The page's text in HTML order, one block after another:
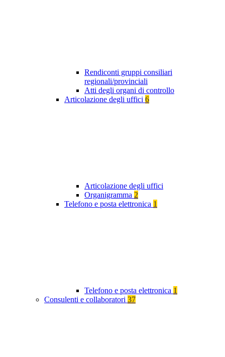
Rendiconti gruppi consiliari
regionali/provinciali
Atti degli organi di controllo
Articolazione degli uffici 6
Articolazione degli uffici
Organigramma 2
Telefono e posta elettronica 1
Telefono e posta elettronica 1
Consulenti e collaboratori 37